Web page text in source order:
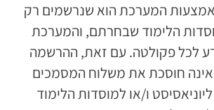
המערכת הוא שנרשמים רק
הלימוד שבחרתם, והמערכת
לכל פקולטה. עם זאת, ההרשמה
חוסכת את משלוח המסמכים
ו/או למוסדות הלימוד